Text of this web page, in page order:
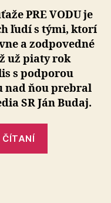
súťaže
PRE
VODU
má
PRE VODU je
ľudí s tými, ktorí
a zodpovedné
už piaty rok
s podporou
nad ňou prebral
SR Ján Budaj.
ČÍTANÍ